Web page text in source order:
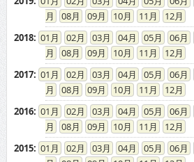
2016: 01 02 03 04 05 06
08
09 10 11
12
2015: 01 02 03 04 05 06
08
09 10 11
12
2014: 01 02 03 04 05 06
08
09 10 11
12
2013: 01 02 03 04 05 06
08
09 10 11
12
2012: 01 02 03 04 05 06